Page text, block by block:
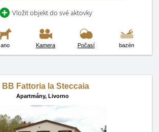
Vložit objekt do své aktovky
ano Kamera Počasí bazén
BB Fattoria la Steccaia
Apartmány, Livorno